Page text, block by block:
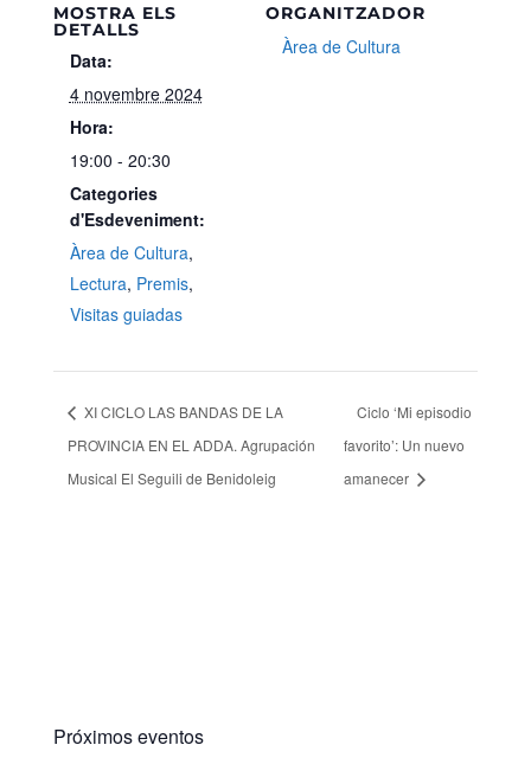
MOSTRA ELS
DETALLS
Data:
4 novembre 2024
Hora:
19:00 - 20:30
Categories
d'Esdeveniment:
Àrea de Cultura,
Lectura, Premis,
Visitas guiadas
ORGANITZADOR
Àrea de Cultura
XI CICLO LAS BANDAS DE LA
PROVINCIA EN EL ADDA. Agrupación
Musical El Seguili de Benidoleig
Ciclo ‘Mi episodio
favorito’: Un nuevo
amanecer
Próximos eventos